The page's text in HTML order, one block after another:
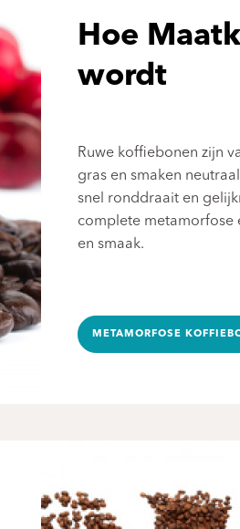
Hoe
wordt
Ruwe koffiebonen zijn
gras en smaken
snel ronddraait en
complete metamorfose
en smaak.
METAMORFOSE